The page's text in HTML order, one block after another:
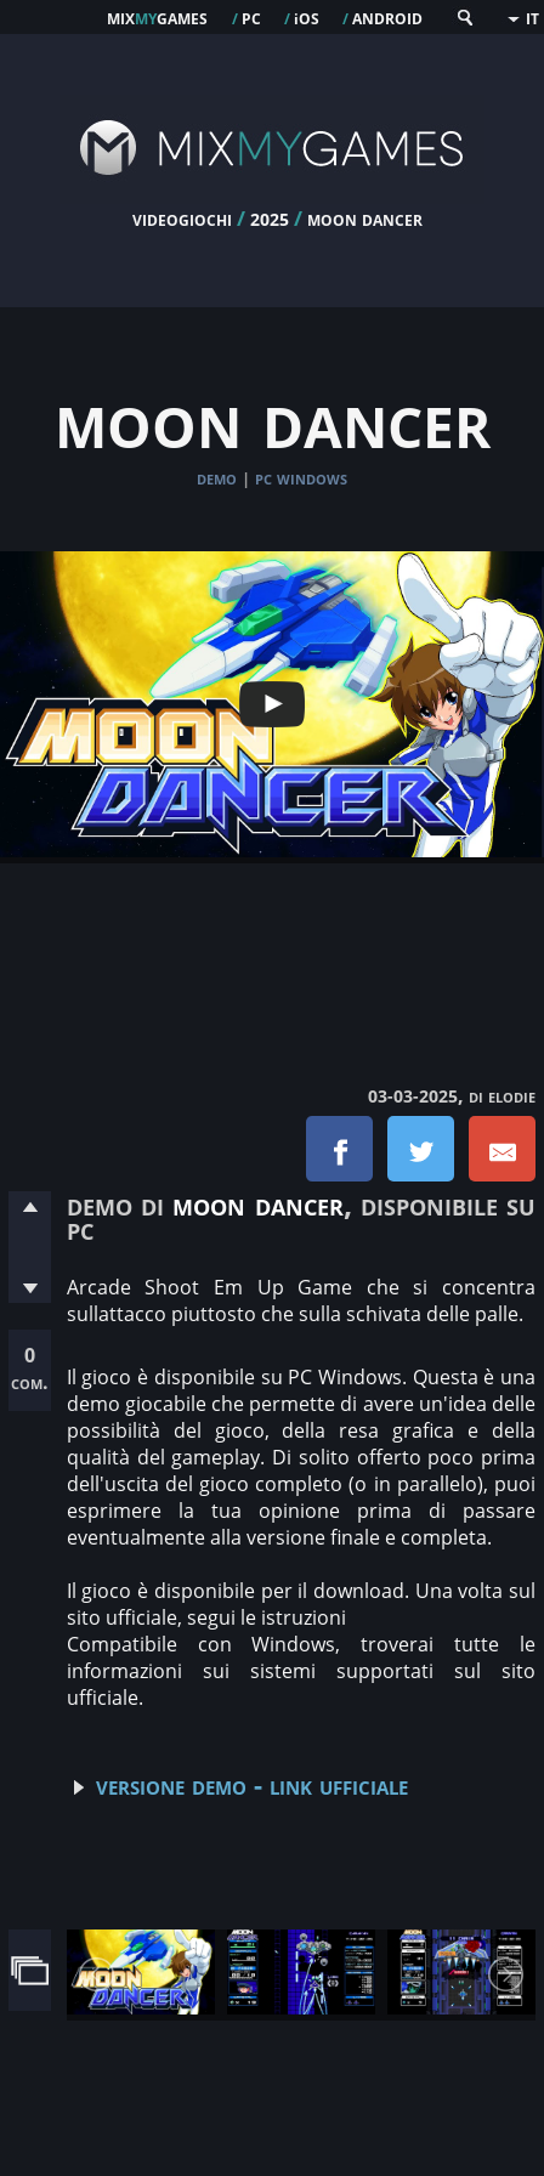
mixmygames / pc / ios /android IT
videogiochi / 2025 /moon dancer
moon dancer
demo | pc windows
03-03-2025, di elodie
0
com.
demo di moon dancer, disponibile su
pc
Arcade Shoot Em Up Game che si concentra
sullattacco piuttosto che sulla schivata delle palle.
Il gioco è disponibile su PC Windows. Questa è una
demo giocabile che permette di avere un'idea delle
possibilità del gioco, della resa grafica e della
qualità del gameplay. Di solito offerto poco prima
dell'uscita del gioco completo (o in parallelo), puoi
esprimere la tua opinione prima di passare
eventualmente alla versione finale e completa.
Il gioco è disponibile per il download. Una volta sul
sito ufficiale, segui le istruzioni
Compatibile con Windows, troverai tutte le
informazioni sui sistemi supportati sul sito
ufficiale.
versione demo - link ufficiale